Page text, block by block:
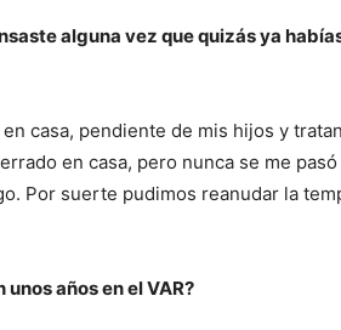
alguna vez que quizás ya
casa, pendiente de mis hijos y
en casa, pero nunca se me
Por suerte pudimos reanudar la
años en el VAR?